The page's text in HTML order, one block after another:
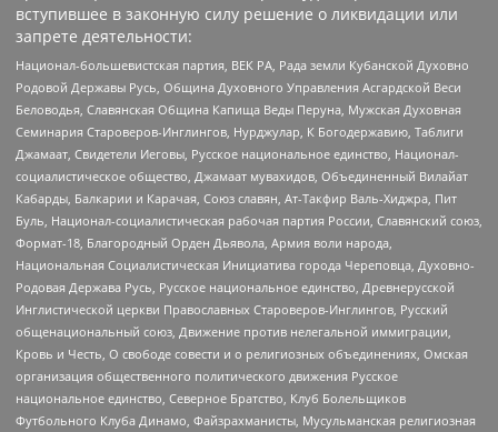
вступившее в законную силу решение о ликвидации или
запрете деятельности:
Национал-большевистская партия, ВЕК РА, Рада земли Кубанской Духовно
Родовой Державы Русь, Община Духовного Управления Асгардской Веси
Беловодья, Славянская Община Капища Веды Перуна, Мужская Духовная
Семинария Староверов-Инглингов, Нурджулар, К Богодержавию, Таблиги
Джамаат, Свидетели Иеговы, Русское национальное единство, Национал-
социалистическое общество, Джамаат мувахидов, Объединенный Вилайат
Кабарды, Балкарии и Карачая, Союз славян, Ат-Такфир Валь-Хиджра, Пит
Буль, Национал-социалистическая рабочая партия России, Славянский союз,
Формат-18, Благородный Орден Дьявола, Армия воли народа,
Национальная Социалистическая Инициатива города Череповца, Духовно-
Родовая Держава Русь, Русское национальное единство, Древнерусской
Инглистической церкви Православных Староверов-Инглингов, Русский
общенациональный союз, Движение против нелегальной иммиграции,
Кровь и Честь, О свободе совести и о религиозных объединениях, Омская
организация общественного политического движения Русское
национальное единство, Северное Братство, Клуб Болельщиков
Футбольного Клуба Динамо, Файзрахманисты, Мусульманская религиозная